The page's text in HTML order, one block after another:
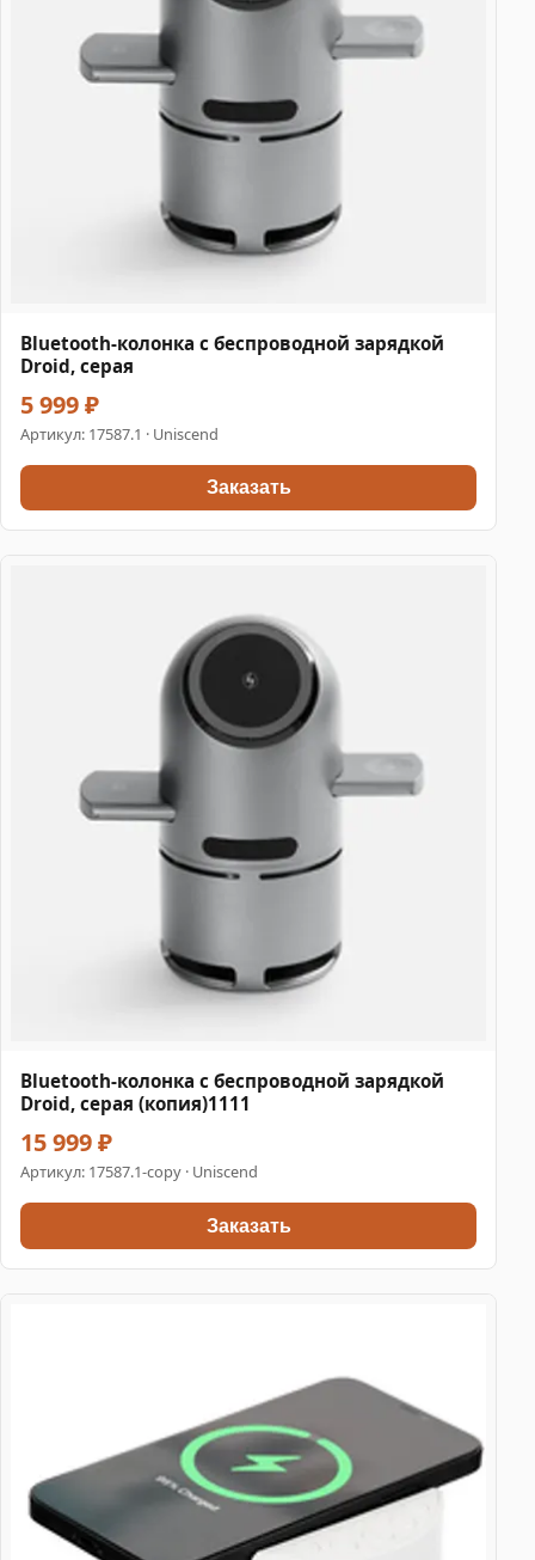
Bluetooth-колонка с беспроводной зарядкой
Droid, серая
5 999 ₽
Артикул: 17587.1 · Uniscend
Заказать
Bluetooth-колонка с беспроводной зарядкой
Droid, серая (копия)1111
15 999 ₽
Артикул: 17587.1-copy · Uniscend
Заказать